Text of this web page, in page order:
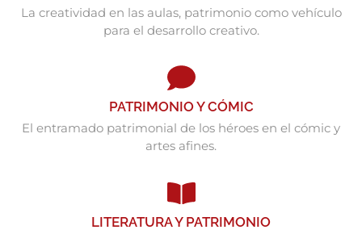
La creatividad en las aulas, patrimonio como vehículo
para el desarrollo creativo.
PATRIMONIO Y CÓMIC
El entramado patrimonial de los héroes en el cómic y
artes afines.
LITERATURA Y PATRIMONIO